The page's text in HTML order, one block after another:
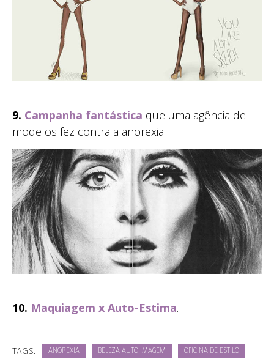
9. Campanha fantástica que uma agência de
modelos fez contra a anorexia.
10. Maquiagem x Auto-Estima.
TAGS: ANOREXIA BELEZA AUTO IMAGEM OFICINA DE ESTILO